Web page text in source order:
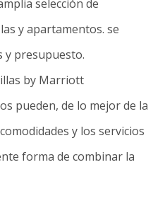
selección de
yapartamentos. se
y presupuesto.
by Marriott
pueden, de lo mejorde la
comodidades y los servicios
forma de combinar la